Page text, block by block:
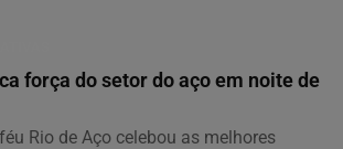
força do setor do aço em noite de
Rio de Aço celebou as melhores